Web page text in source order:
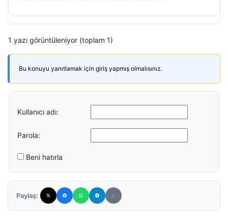
1 yazı görüntüleniyor (toplam 1)
Bu konuyu yanıtlamak için giriş yapmış olmalısınız.
Kullanıcı adı:
Parola:
Beni hatırla
Paylaş: